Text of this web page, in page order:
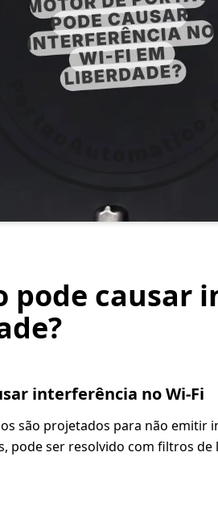
pode causar
interferência no Wi-Fi
são projetados para não emitir
pode ser resolvido com filtros